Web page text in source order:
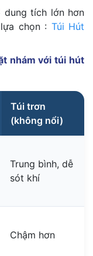
dung tích lớn hơn
chọn : Túi Hút
nhám với túi hút
Túi trơn
(không nổi)
Trung bình, dễ
sót khí
Chậm hơn